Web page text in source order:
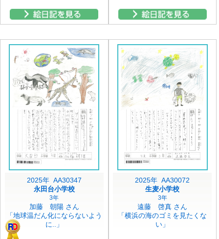
2025年 AA30347
永田台小学校
3年
加藤 朝陽 さん
「地球温だん化にならないよう
に..」
2025年 AA30072
生麦小学校
3年
遠藤 啓真 さん
「横浜の海のゴミを見たくな
い」